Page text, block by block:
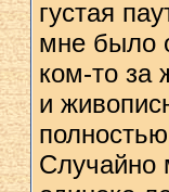
густая
мне было
ком-то за
и
Случайно